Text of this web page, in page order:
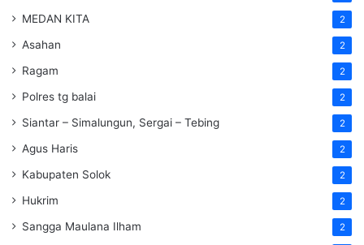
MEDAN KITA 2
Asahan 2
Ragam 2
Polres tg balai 2
Siantar – Simalungun, Sergai – Tebing 2
Agus Haris 2
Kabupaten Solok 2
Hukrim 2
Sangga Maulana Ilham 2